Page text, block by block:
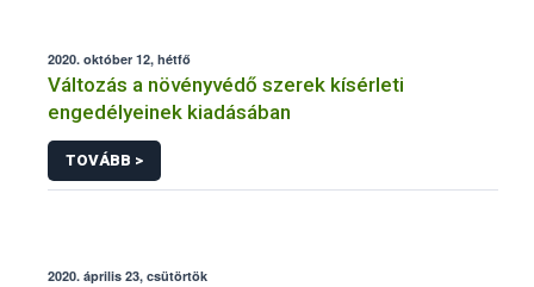
2020. október 12, hétfő
Változás a növényvédő szerek kísérleti
engedélyeinek kiadásában
TOVÁBB >
2020. április 23, csütörtök